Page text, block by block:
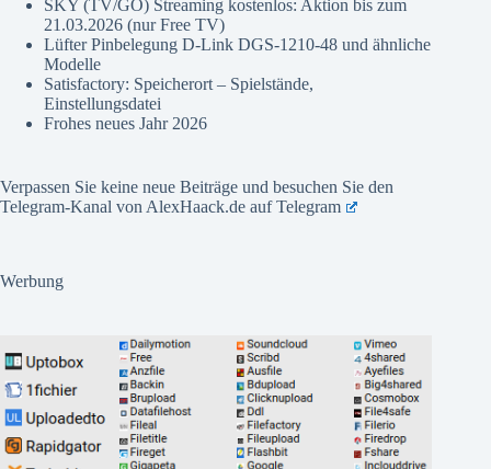
SKY (TV/GO) Streaming kostenlos: Aktion bis zum
21.03.2026 (nur Free TV)
Lüfter Pinbelegung D-Link DGS-1210-48 und ähnliche
Modelle
Satisfactory: Speicherort – Spielstände,
Einstellungsdatei
Frohes neues Jahr 2026
Verpassen Sie keine neue Beiträge und besuchen Sie den
Telegram-Kanal von AlexHaack.de aufTelegram
Werbung